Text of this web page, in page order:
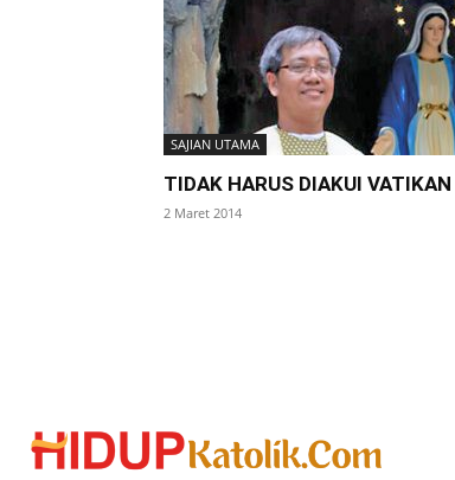
SAJIAN UTAMA
TIDAK HARUS DIAKUI VATIKAN
2 Maret 2014